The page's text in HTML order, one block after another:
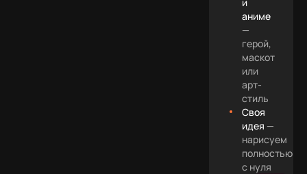
аниме
—
герой,
маскот
или
арт-
стиль
Своя
идея —
нарисуем
полностью
с нуля